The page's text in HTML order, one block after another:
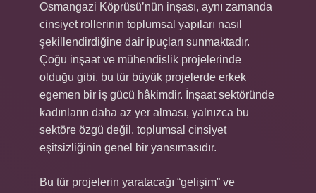
Osmangazi Köprüsü’nün inşası, aynı zamanda
cinsiyet rollerinin toplumsal yapıları nasıl
şekillendirdiğine dair ipuçları sunmaktadır.
Çoğu inşaat ve mühendislik projelerinde
olduğu gibi, bu tür büyük projelerde erkek
egemen bir iş gücü hâkimdir. İnşaat sektöründe
kadınların daha az yer alması, yalnızca bu
sektöre özgü değil, toplumsal cinsiyet
eşitsizliğinin genel bir yansımasıdır.
Bu tür projelerin yaratacağı “gelişim” ve